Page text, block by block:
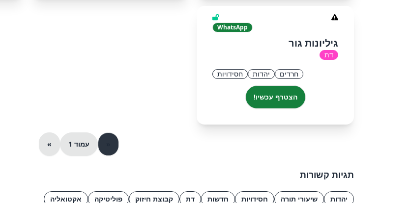
WhatsApp
גיליונות גור
דת
חרדים יהדות חסידויות
הצטרף עכשיו!
עמוד 1 »
תגיות קשורות
יהדות שיעורי תורה חסידויות חדשות דת קבוצת חיזוק פוליטיקה אקטואליה